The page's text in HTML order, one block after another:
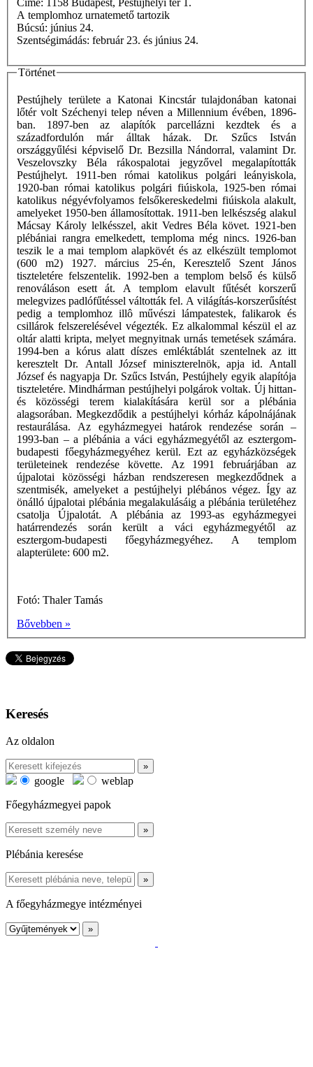
A templomhoz urnatemető tartozik
Búcsú: június 24.
Szentségimádás: február 23. és június 24.
Történet
Pestújhely területe a Katonai Kincstár tulajdonában katonai
lőtér volt Széchenyi telep néven a Millennium évében, 1896-
ban. 1897-ben az alapítók parcellázni kezdtek és a
századfordulón már álltak házak. Dr. Szűcs István
országgyűlési képviselő Dr. Bezsilla Nándorral, valamint Dr.
Veszelovszky Béla rákospalotai jegyzővel megalapították
Pestújhelyt. 1911-ben római katolikus polgári leányiskola,
1920-ban római katolikus polgári fiúiskola, 1925-ben római
katolikus négyévfolyamos felsőkereskedelmi fiúiskola alakult,
amelyeket 1950-ben államosítottak. 1911-ben lelkészség alakul
Mácsay Károly lelkésszel, akit Vedres Béla követ. 1921-ben
plébániai rangra emelkedett, temploma még nincs. 1926-ban
teszik le a mai templom alapkövét és az elkészült templomot
(600 m2) 1927. március 25-én, Keresztelő Szent János
tiszteletére felszentelik. 1992-ben a templom belső és külső
renováláson esett át. A templom elavult fűtését korszerű
melegvizes padlófűtéssel váltották fel. A világítás-korszerűsítést
pedig a templomhoz illô művészi lámpatestek, falikarok és
csillárok felszerelésével végezték. Ez alkalommal készül el az
oltár alatti kripta, melyet megnyitnak urnás temetések számára.
1994-ben a kórus alatt díszes emléktáblát szentelnek az itt
keresztelt Dr. Antall József miniszterelnök, apja id. Antall
József és nagyapja Dr. Szűcs István, Pestújhely egyik alapítója
tiszteletére. Mindhárman pestújhelyi polgárok voltak. Új hittan-
és közösségi terem kialakítására kerül sor a plébánia
alagsorában. Megkezdődik a pestújhelyi kórház kápolnájának
restaurálása. Az egyházmegyei határok rendezése során –
1993-ban – a plébánia a váci egyházmegyétől az esztergom-
budapesti főegyházmegyéhez kerül. Ezt az egyházközségek
területeinek rendezése követte. Az 1991 februárjában az
újpalotai közösségi házban rendszeresen megkezdődnek a
szentmisék, amelyeket a pestújhelyi plébános végez. Így az
önálló újpalotai plébánia megalakulásáig a plébánia területéhez
csatolja Újpalotát. A plébánia az 1993-as egyházmegyei
határrendezés során került a váci egyházmegyétől az
esztergom-budapesti főegyházmegyéhez. A templom
alapterülete: 600 m2.
Fotó: Thaler Tamás
Bővebben »
Keresés
Az oldalon
google
weblap
Főegyházmegyei papok
Plébánia keresése
A főegyházmegye intézményei